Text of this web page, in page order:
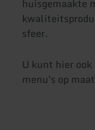
huisgemaakte
sfeer.
U kunt hier
menu's op